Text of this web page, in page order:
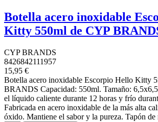
Botella acero inoxidable
Kitty 550ml de CYP
CYP BRANDS
8426842111957
15,95 €
Botella acero inoxidable Escorpio Hello Kitty
BRANDS Capacidad: 550ml. Tamaño:
el líquido caliente durante 12 horas y frío
Fabricada en acero inoxidable de la más alta
óxido. Mantiene el sabor y la pureza. Tapón de